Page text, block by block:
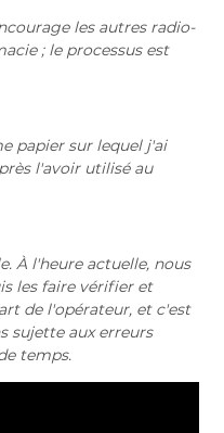
les autres radio-
; le processus est
papier sur lequel j'ai
l'avoir utilisé au
À l'heure actuelle, nous
les faire vérifier et
de l'opérateur, et c'est
sujette aux erreurs
temps.